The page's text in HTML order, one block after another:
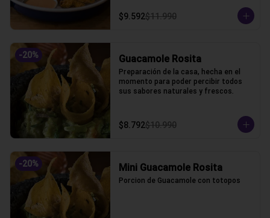
$9.592$11.990
-20% Guacamole Rosita
Preparación de la casa, hecha en el
momento para poder percibir todos
sus sabores naturales y frescos.
$8.792$10.990
-20% Mini Guacamole Rosita
Porcion de Guacamole con totopos